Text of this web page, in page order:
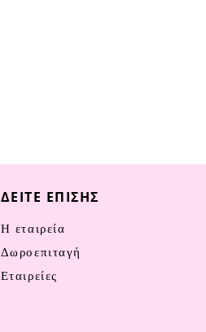
ΔΕΊΤΕ ΕΠΊΣΗΣ
Η εταιρεία
Δωροεπιταγή
Εταιρείες